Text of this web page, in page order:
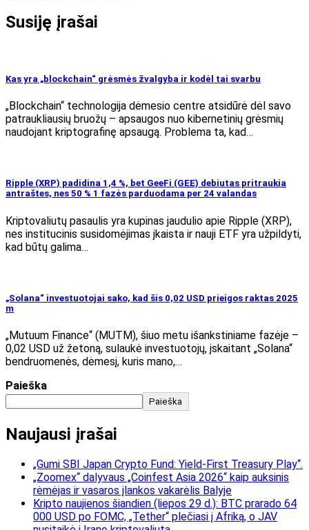
Susiję įrašai
Kas yra „blockchain“ grėsmės žvalgyba ir kodėl tai svarbu
„Blockchain“ technologija dėmesio centre atsidūrė dėl savo
patraukliausių bruožų – apsaugos nuo kibernetinių grėsmių
naudojant kriptografinę apsaugą. Problema ta, kad…
Ripple (XRP) padidina 1,4 %, bet GeeFi (GEE) debiutas pritraukia
antraštes, nes 50 % 1 fazės parduodama per 24 valandas
Kriptovaliutų pasaulis yra kupinas jaudulio apie Ripple (XRP),
nes institucinis susidomėjimas įkaista ir nauji ETF yra užpildyti,
kad būtų galima…
„Solana“ investuotojai sako, kad šis 0,02 USD prieigos raktas 2025
m
„Mutuum Finance“ (MUTM), šiuo metu išankstiniame fazėje –
0,02 USD už žetoną, sulaukė investuotojų, įskaitant „Solana“
bendruomenės, dėmesį, kuris mano,…
Paieška
Paieška
Naujausi įrašai
„Gumi SBI Japan Crypto Fund: Yield-First Treasury Play“.
„Zoomex“ dalyvaus „Coinfest Asia 2026“ kaip auksinis
rėmėjas ir vasaros įlankos vakarėlis Balyje
Kripto naujienos šiandien (liepos 29 d.): BTC prarado 64
000 USD po FOMC, „Tether“ plečiasi į Afriką, o JAV